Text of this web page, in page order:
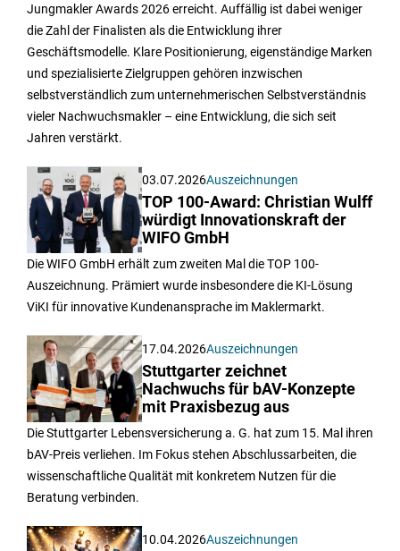
Jungmakler Awards 2026 erreicht. Auffällig ist dabei weniger
die Zahl der Finalisten als die Entwicklung ihrer
Geschäftsmodelle. Klare Positionierung, eigenständige Marken
und spezialisierte Zielgruppen gehören inzwischen
selbstverständlich zum unternehmerischen Selbstverständnis
vieler Nachwuchsmakler – eine Entwicklung, die sich seit
Jahren verstärkt.
03.07.2026Auszeichnungen
TOP 100-Award: Christian Wulff
würdigt Innovationskraft der
WIFO GmbH
Die WIFO GmbH erhält zum zweiten Mal die TOP 100-
Auszeichnung. Prämiert wurde insbesondere die KI-Lösung
ViKI für innovative Kundenansprache im Maklermarkt.
17.04.2026Auszeichnungen
Stuttgarter zeichnet
Nachwuchs für bAV-Konzepte
mit Praxisbezug aus
Die Stuttgarter Lebensversicherung a. G. hat zum 15. Mal ihren
bAV-Preis verliehen. Im Fokus stehen Abschlussarbeiten, die
wissenschaftliche Qualität mit konkretem Nutzen für die
Beratung verbinden.
10.04.2026Auszeichnungen